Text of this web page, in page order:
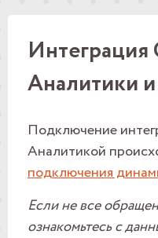
Интеграция
Аналитики
Подключение
Аналитикой
подключения
Если не все
ознакомьтесь с